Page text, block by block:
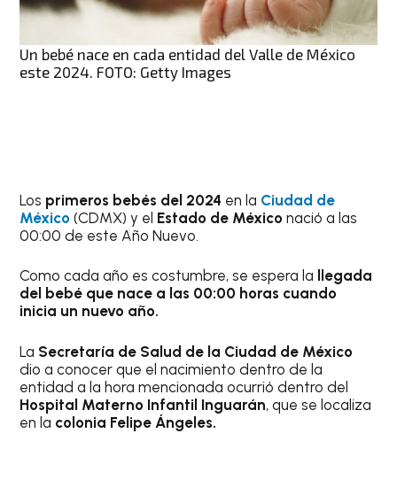
Un bebé nace en cada entidad del Valle de México
este 2024. FOTO: Getty Images
Los primeros bebés del 2024 en la Ciudad de
México (CDMX) y el Estado de México nació a las
00:00 de este Año Nuevo.
Como cada año es costumbre, se espera la
llegada
del bebé que nace a las 00:00 horas cuando
inicia un nuevo año.
La Secretaría de Salud de la Ciudad de México
dio a conocer que el nacimiento dentro de la
entidad a la hora mencionada ocurrió dentro del
Hospital Materno Infantil Inguarán, que se localiza
en la colonia Felipe Ángeles.